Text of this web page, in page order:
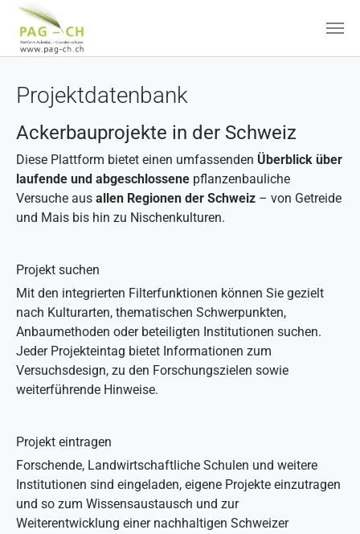
Projektdatenbank
Ackerbauprojekte in der Schweiz
Diese Plattform bietet einen umfassenden Überblick über
laufende und abgeschlossene pflanzenbauliche
Versuche aus allen Regionen der Schweiz – von Getreide
und Mais bis hin zu Nischenkulturen.
Projekt suchen
Mit den integrierten Filterfunktionen können Sie gezielt
nach Kulturarten, thematischen Schwerpunkten,
Anbaumethoden oder beteiligten Institutionen suchen.
Jeder Projekteintag bietet Informationen zum
Versuchsdesign, zu den Forschungszielen sowie
weiterführende Hinweise.
Projekt eintragen
Forschende, Landwirtschaftliche Schulen und weitere
Institutionen sind eingeladen, eigene Projekte einzutragen
und so zum Wissensaustausch und zur
Weiterentwicklung einer nachhaltigen Schweizer